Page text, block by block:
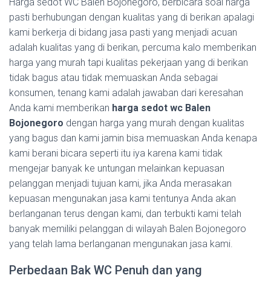
pasti berhubungan dengan kualitas yang di berikan apalagi
kami berkerja di bidang jasa pasti yang menjadi acuan
adalah kualitas yang di berikan, percuma kalo memberikan
harga yang murah tapi kualitas pekerjaan yang di berikan
tidak bagus atau tidak memuaskan Anda sebagai
konsumen, tenang kami adalah jawaban dari keresahan
Anda kami memberikan harga sedot wc Balen
Bojonegoro dengan harga yang murah dengan kualitas
yang bagus dan kami jamin bisa memuaskan Anda kenapa
kami berani bicara seperti itu iya karena kami tidak
mengejar banyak ke untungan melainkan kepuasan
pelanggan menjadi tujuan kami, jika Anda merasakan
kepuasan mengunakan jasa kami tentunya Anda akan
berlanganan terus dengan kami, dan terbukti kami telah
banyak memiliki pelanggan di wilayah Balen Bojonegoro
yang telah lama berlanganan mengunakan jasa kami.
Perbedaan Bak WC Penuh dan yang